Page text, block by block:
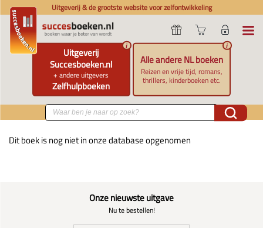
Uitgeverij & de grootste website voor zelfontwikkeling
Uitgeverij
Succesboeken.nl
+ andere uitgevers
Zelfhulpboeken
i
Alle andere NL boeken
Reizen en vrije tijd, romans,
thrillers, kinderboeken etc.
i
Onze nieuwste uitgave
Nu te bestellen!
Dit boek is nog niet in onze database opgenomen